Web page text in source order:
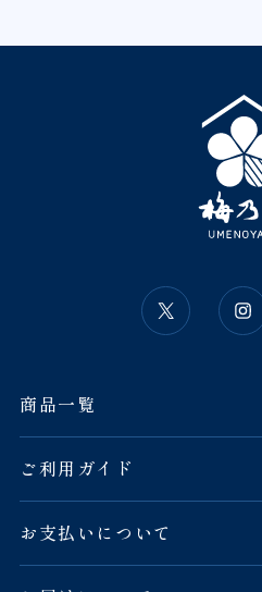
商品一覧
ご利用ガイド
お支払いについて